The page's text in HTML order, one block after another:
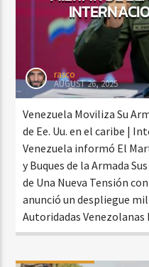
rasco
AUGUST 26, 2025
Venezuela Moviliza Su
de Ee. Uu. en el caribe |
Venezuela informó El
y Buques de la Armada
de Una Nueva Tensión
anunció un despliegue
Autoridadas